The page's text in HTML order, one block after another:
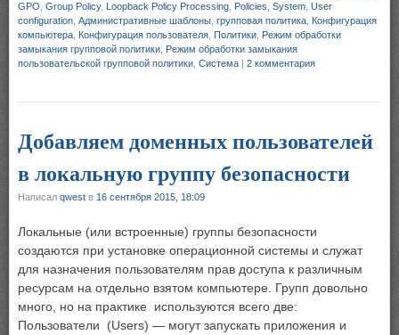
GPO Group Policy, Loopback Policy Processing Policies System User
configuration Административные шаблоны групповая политика Конфигурация
компьютера Конфигурация пользователя Политики Режим обработки
замыкания групповой политики Режим обработки замыкания
пользовательской групповой политики Система | 2 комментария
Добавляем доменных пользователей
в локальную группу безопасности
Написал qwest в 16 сентября 2015, 18:09
Локальные (или встроенные) группы безопасности
создаются при установке операционной системы и служат
для назначения пользователям прав доступа к различным
ресурсам на отдельно взятом компьютере. Групп довольно
много, но на практике используются всего две:
Пользователи (Users) — могут запускать приложения и